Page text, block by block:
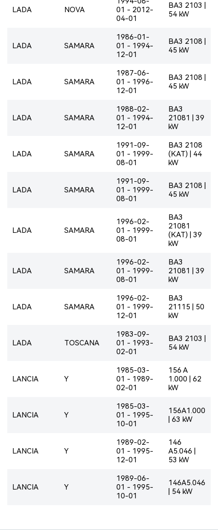
LADA NOVA
01 - 2012-
04-01
BA3 2103 |
54 kW
LADA SAMARA
1986-01-
01 - 1994-
12-01
BA3 2108 |
45 kW
LADA SAMARA
1987-06-
01 - 1996-
12-01
BA3 2108 |
45 kW
LADA SAMARA
1988-02-
01 - 1994-
12-01
BA3
21081 | 39
kW
LADA SAMARA
1991-09-
01 - 1999-
08-01
BA3 2108
(KAT) | 44
kW
LADA SAMARA
1991-09-
01 - 1999-
08-01
BA3 2108 |
45 kW
LADA SAMARA
1996-02-
01 - 1999-
08-01
BA3
21081
(KAT) | 39
kW
LADA SAMARA
1996-02-
01 - 1999-
08-01
BA3
21081 | 39
kW
LADA SAMARA
1996-02-
01 - 1999-
12-01
BA3
21115 | 50
kW
LADA TOSCANA
1983-09-
01 - 1993-
02-01
BA3 2103 |
54 kW
LANCIA Y
1985-03-
01 - 1989-
02-01
156 A
1.000 | 62
kW
LANCIA Y
1985-03-
01 - 1995-
10-01
156A1.000
| 63 kW
LANCIA Y
1989-02-
01 - 1995-
12-01
146
A5.046 |
53 kW
LANCIA Y
1989-06-
01 - 1995-
10-01
146A5.046
| 54 kW